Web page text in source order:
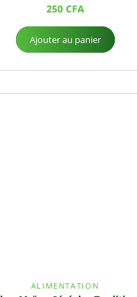
250 CFA
Ajouter au panier
ALIMENTATION